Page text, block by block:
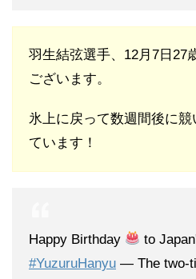
羽生結弦選手、12月7日27
ございます。
氷上に戻って数週間後に
ています！
Happy Birthday to
#YuzuruHanyu — The two-